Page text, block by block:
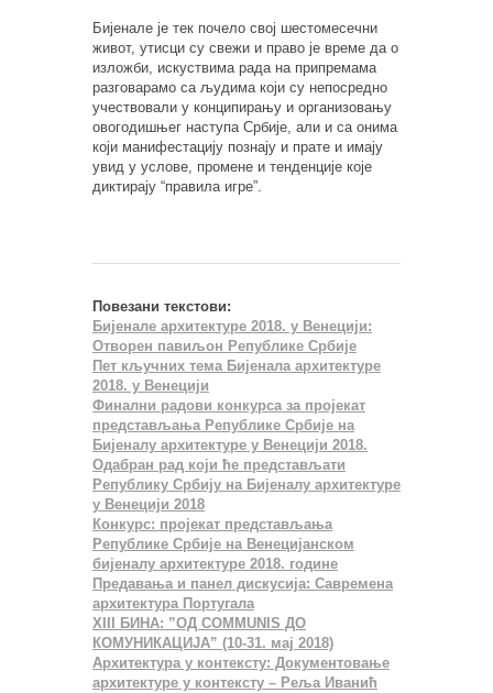
Бијенале је тек почело свој шестомесечни
живот, утисци су свежи и право је време да о
изложби, искуствима рада на припремама
разговарамо са људима који су непосредно
учествовали у конципирању и организовању
овогодишњег наступа Србије, али и са онима
који манифестацију познају и прате и имају
увид у услове, промене и тенденције које
диктирају “правила игре”.
Повезани текстови:
Бијенале архитектуре 2018. у Венецији:
Отворен павиљон Републике Србије
Пет кључних тема Бијенала архитектуре
2018. у Венецији
Финални радови конкурса за пројекат
представљања Републике Србије на
Бијеналу архитектуре у Венецији 2018.
Одабран рад који ће представљати
Републику Србију на Бијеналу архитектуре
у Венецији 2018
Конкурс: пројекат представљања
Републике Србије на Венецијанском
бијеналу архитектуре 2018. године
Предавања и панел дискусија: Савремена
архитектура Португала
XIII БИНА: ”ОД COMMUNIS ДО
КОМУНИКАЦИЈА” (10-31. мај 2018)
Архитектура у контексту: Документовање
архитектуре у контексту – Реља Иванић